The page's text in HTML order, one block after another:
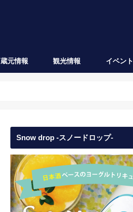
蔵元情報 観光情報 イベント
Snow drop -スノードロップ-